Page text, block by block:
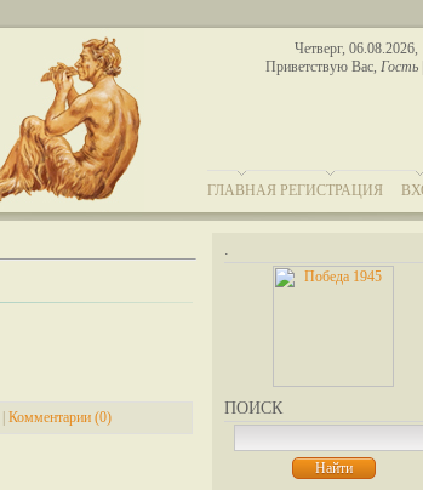
Четверг, 06.08.2026,
Приветствую Вас, Гость
ГЛАВНАЯ РЕГИСТРАЦИЯ
.
ПОИСК
Комментарии (0)